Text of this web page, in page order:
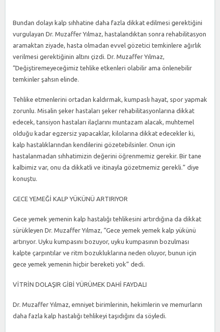
Bundan dolayı kalp sıhhatine daha fazla dikkat edilmesi gerektiğini
vurgulayan Dr. Muzaffer Yılmaz, hastalandıktan sonra rehabilitasyon
aramaktan ziyade, hasta olmadan evvel gözetici temkinlere ağırlık
verilmesi gerektiğinin altını çizdi. Dr. Muzaffer Yılmaz,
“Değiştiremeyeceğimiz tehlike etkenleri olabilir ama önlenebilir
temkinler şahsın elinde.
Tehlike etmenlerini ortadan kaldırmak, kumpaslı hayat, spor yapmak
zorunlu. Misalin şeker hastaları şeker rehabilitasyonlarına dikkat
edecek, tansiyon hastaları ilaçlarını muntazam alacak, muhtemel
olduğu kadar egzersiz yapacaklar, kilolarına dikkat edecekler ki,
kalp hastalıklarından kendilerini gözetebilsinler. Onun için
hastalanmadan sıhhatimizin değerini öğrenmemiz gerekir. Bir tane
kalbimiz var, onu da dikkatli ve itinayla gözetmemiz gerekli.” diye
konuştu.
GECE YEMEĞİ KALP YÜKÜNÜ ARTIRIYOR
Gece yemek yemenin kalp hastalığı tehlikesini artırdığına da dikkat
sürükleyen Dr. Muzaffer Yılmaz, “Gece yemek yemek kalp yükünü
artırıyor. Uyku kumpasını bozuyor, uyku kumpasının bozulması
kalpte çarpıntılar ve ritm bozukluklarına neden oluyor, bunun için
gece yemek yemenin hiçbir bereketi yok” dedi.
VİTRİN DOLAŞIR GİBİ YÜRÜMEK DAHİ FAYDALI
Dr. Muzaffer Yılmaz, emniyet birimlerinin, hekimlerin ve memurların
daha fazla kalp hastalığı tehlikeyi taşıdığını da söyledi.